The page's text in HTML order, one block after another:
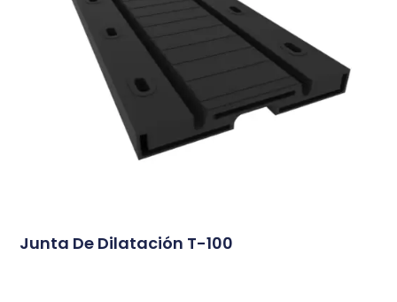
Junta De Dilatación T-100